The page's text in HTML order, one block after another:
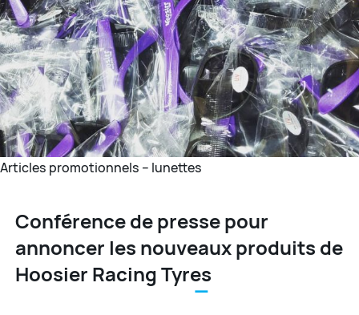
Articles promotionnels – lunettes
Conférence de presse pour
annoncer les nouveaux produits de
Hoosier Racing Tyres